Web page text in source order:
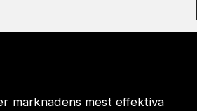
marknadens mest effektiva